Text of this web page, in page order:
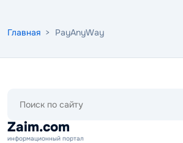
Главная > PayAnyWay
сайту
Zaim.com
информационный портал